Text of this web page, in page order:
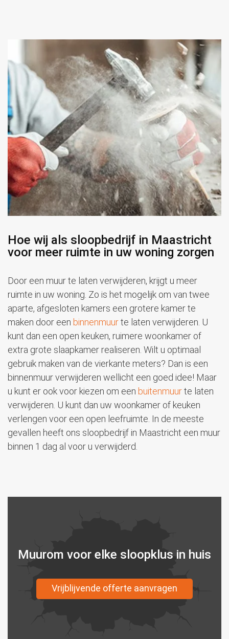
Hoe wij als sloopbedrijf in Maastricht
voor meer ruimte in uw woning zorgen
Door een muur te laten verwijderen, krijgt u meer
ruimte in uw woning. Zo is het mogelijk om van twee
aparte, afgesloten kamers een grotere kamer te
maken door een binnenmuurte laten verwijderen. U
kunt dan een open keuken, ruimere woonkamer of
extra grote slaapkamer realiseren. Wilt u optimaal
gebruik maken van de vierkante meters? Dan is een
binnenmuur verwijderen wellicht een goed idee! Maar
u kunt er ook voor kiezen om een buitenmuurte laten
verwijderen. U kunt dan uw woonkamer of keuken
verlengen voor een open leefruimte. In de meeste
gevallen heeft ons sloopbedrijf in Maastricht een muur
binnen 1 dag al voor u verwijderd.
Muurom voor elke sloopklus in huis
Vrijblijvende offerte aanvragen